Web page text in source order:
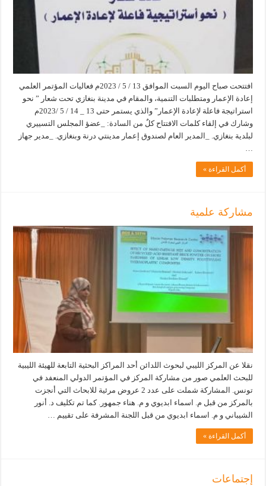
افتتحت صباح اليوم السبت الموافق 13 / 5 / 2023م فعاليات المؤتمر العلمي
إعادة الإعمار ومتطلبات التنمية، والمقام في مدينة بنغازي تحت شعار ” نحو
استراتيجة فاعلة لإعادة الإعمار” والذي يستمر حتى 13 _ 14 / 5 /2023م
وشارك في إلقاء كلمات الافتتاح كلٌ من السادة: _عضؤ المجلس التسييري
لبلدية بنغازي. _المدير العام لصندوق إعمار مدينتي درنة وبنغازي. _مدير جهاز
أكمل القراءة »
مشاركة علمية
نقلا عن المركز الليبي لبحوث اللدائن أحد المراكز البحثية التابعة للهيئة الليبية
للبحث العلمي صور من مشاركة المركز في المؤتمر الدولي المنعفد في
تونس. المشاركة شملت على عدد 2 عروض مرئية للابحاث التي أنجزت
بالمركز من قبل م. اسماء ابديوي و م. هناء جمهور. كما تم تكليف د. أنور
الشيباني و م. اسماء ابديوي من قبل اللجنة المشرفة على تقييم …
أكمل القراءة »
إجتماعات